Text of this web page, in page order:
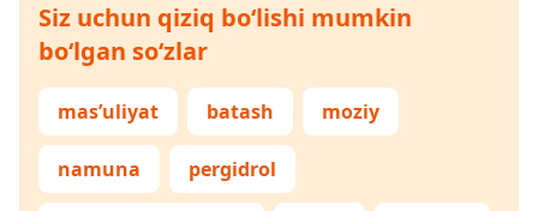
Siz uchun qiziq bo‘lishi mumkin
bo‘lgan so‘zlar
mas’uliyat batash moziy
namuna pergidrol